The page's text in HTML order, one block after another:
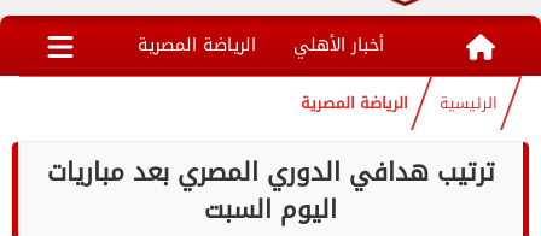
أخبار الأهلي الرياضة المصرية
الرئيسية الرياضة المصرية
ترتيب هدافي الدوري المصري بعد مباريات
اليوم السبت